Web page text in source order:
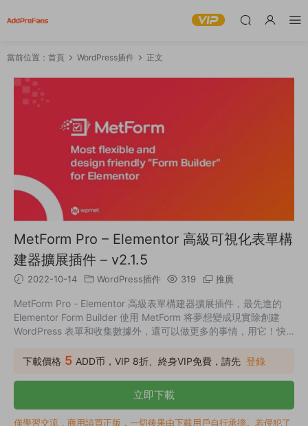
當前位置： 首頁 WordPress插件 正文
MetForm Pro – Elementor 高級可視化表單構
建器擴展插件 – v2.1.5
2022-10-14 WordPress插件 319 推廣
MetForm Pro - Elementor 高級表單構建器擴展插件，最先進的
Elementor Form Builder 使用 MetForm 将夢想變成現實除創建
WordPress 表單和收集數據外，還可以做更多的事情，用它！快
下載價格 5 ADD币，VIP 8折、終身VIP免費，請先 登錄
立即下載
僅學習交流，商用請買正版，一切後果由下載用戶自行承擔。若侵犯了